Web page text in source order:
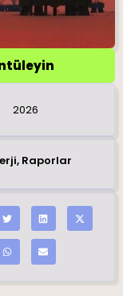
2026
, Raporlar